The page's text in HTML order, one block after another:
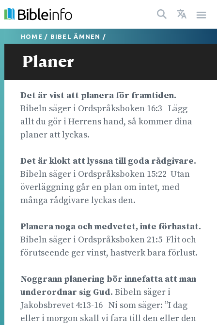
HOME / BIBEL ÄMNEN /
Planer
Det är vist att planera för framtiden.
Bibeln säger i Ordspråksboken 16:3 Lägg
allt du gör i Herrens hand, så kommer dina
planer att lyckas.
Det är klokt att lyssna till goda rådgivare.
Bibeln säger i Ordspråksboken 15:22 Utan
överläggning går en plan om intet, med
många rådgivare lyckas den.
Planera noga och medvetet, inte förhastat.
Bibeln säger i Ordspråksboken 21:5 Flit och
förutseende ger vinst, hastverk bara förlust.
Noggrann planering bör innefatta att man
underordnar sig Gud. Bibeln säger i
Jakobsbrevet 4:13-16 Ni som säger: ”I dag
eller i morgon skall vi fara till den eller den